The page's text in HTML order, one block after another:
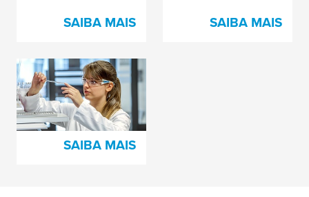
SAIBA MAIS SAIBA MAIS
Desenvolvimento de
produto e tecnologia
tesa®
SAIBA MAIS